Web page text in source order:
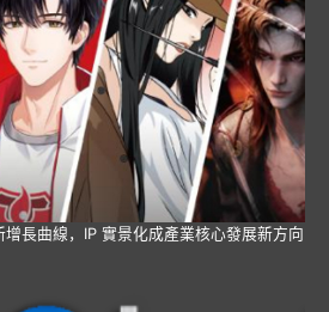
長曲線，IP 實景化成產業核心發展新方向